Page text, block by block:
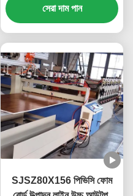
লাইন
সেরা দাম পান
SJSZ80X156 পিভিসি ফোম